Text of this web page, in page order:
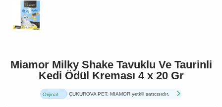
Miamor Milky Shake Tavuklu Ve Taurinli
Kedi Ödül Kreması 4 x 20 Gr
Orijinal
ÇUKUROVA PET, MIAMOR yetkili satıcısıdır.